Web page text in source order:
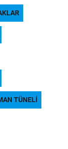
TÜNELI